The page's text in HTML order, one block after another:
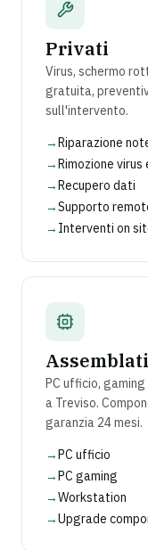
Privati
Virus, schermo
gratuita,
sull'intervento.
→Riparazione
→Rimozione virus
→Recupero dati
→Supporto
→ Interventi on
Assemblati
PC ufficio,
a Treviso.
garanzia 24 mesi.
→PC ufficio
→PC gaming
→Workstation
→Upgrade